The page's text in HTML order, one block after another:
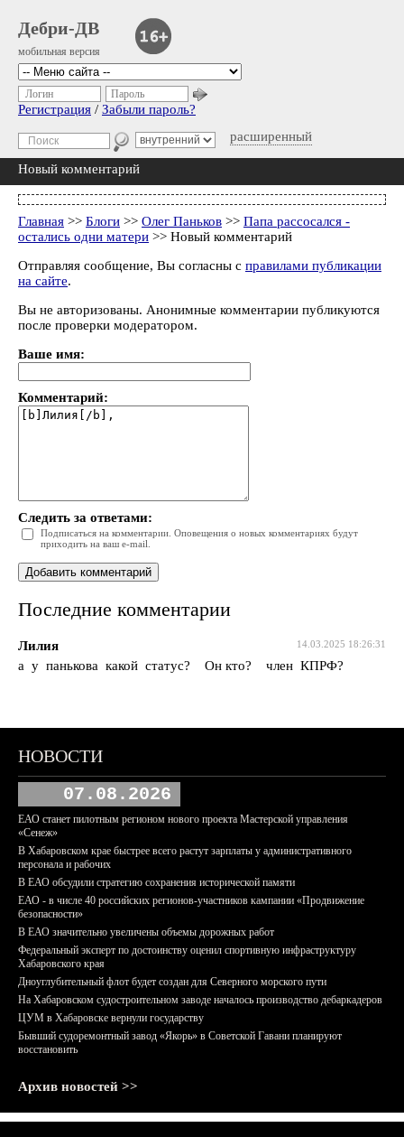
Дебри-ДВ
мобильная версия
расширенный
Логин Пароль
Регистрация / Забыли пароль?
Новый комментарий
Главная >> Блоги >> Олег Паньков >> Папа рассосался -
остались одни матери >> Новый комментарий
Отправляя сообщение, Вы согласны с правилами публикации
на сайте.
Вы не авторизованы. Анонимные комментарии публикуются
после проверки модератором.
Ваше имя:
Комментарий:
Следить за ответами:
Подписаться на комментарии. Оповещения о новых комментариях будут
приходить на ваш e-mail.
Последние комментарии
14.03.2025 18:26:31
Лилия
а у панькова какой статус? Он кто? член КПРФ?
НОВОСТИ
07.08.2026
ЕАО станет пилотным регионом нового проекта Мастерской управления
«Сенеж»
В Хабаровском крае быстрее всего растут зарплаты у административного
персонала и рабочих
В ЕАО обсудили стратегию сохранения исторической памяти
ЕАО - в числе 40 российских регионов-участников кампании «Продвижение
безопасности»
В ЕАО значительно увеличены объемы дорожных работ
Федеральный эксперт по достоинству оценил спортивную инфраструктуру
Хабаровского края
Дноуглубительный флот будет создан для Северного морского пути
На Хабаровском судостроительном заводе началось производство дебаркадеров
ЦУМ в Хабаровске вернули государству
Бывший судоремонтный завод «Якорь» в Советской Гавани планируют
восстановить
Архив новостей >>